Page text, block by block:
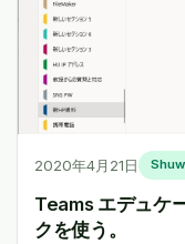
2020年4月21日
Teams エデュケ
クを使う。